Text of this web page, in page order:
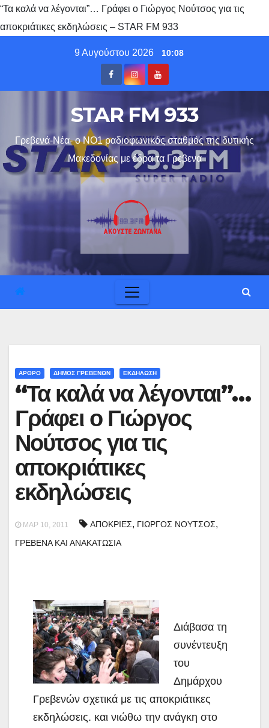
“Τα καλά να λέγονται”… Γράφει ο Γιώργος Νούτσος για τις
αποκριάτικες εκδηλώσεις – STAR FM 933
9 Αυγούστου 2026 10:08
STAR FM 933
Γρεβενά-Νέα- ο ΝΟ1 ραδιοφωνικός σταθμός της δυτικής
Μακεδονίας με έδρα τα Γρεβενα
ΑΡΘΡΟ ΔΗΜΟΣ ΓΡΕΒΕΝΩΝ ΕΚΔΗΛΩΣΗ
“Τα καλά να λέγονται”…
Γράφει ο Γιώργος
Νούτσος για τις
αποκριάτικες
εκδηλώσεις
ΜΑΡ 10, 2011 ΑΠΟΚΡΙΕΣ, ΓΙΩΡΓΟΣ ΝΟΥΤΣΟΣ,
ΓΡΕΒΕΝΑ ΚΑΙ ΑΝΑΚΑΤΩΣΙΑ
Διάβασα τη
συνέντευξη
του
Δημάρχου
Γρεβενών σχετικά με τις αποκριάτικες
εκδηλώσεις. και νιώθω την ανάγκη στο